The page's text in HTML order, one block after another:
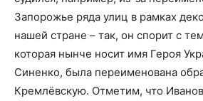
Запорожье ряда улиц в рамках
нашей стране – так, он спорит с
которая нынче носит имя Героя
Синенко, была переименована
Кремлёвскую. Отметим, что